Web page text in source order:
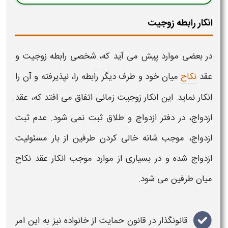
انکار رابطه زوجیت
در بعضی موارد پیش می آید که، شخصی رابطه زوجیت و
عقد نکاحمیان خود و طرف دیگر رابطه را، نپذیرفته و آن را
انکار نماید.این انکار زوجیت زمانی اتفاق می افتد که، عقد
ازدواج، در دفتر ازدواج و طلاق ثبت نمی شود. عدم ثبت
ازدواج، موجب شانه خالی کردن طرفین از بار مسئولیت
ازدواج شده و در بسیاری از موارد موجب انکار عقد نکاح
میان طرفین می شود.
قانونگذار در قانون حمایت از خانواده نیز به این امر